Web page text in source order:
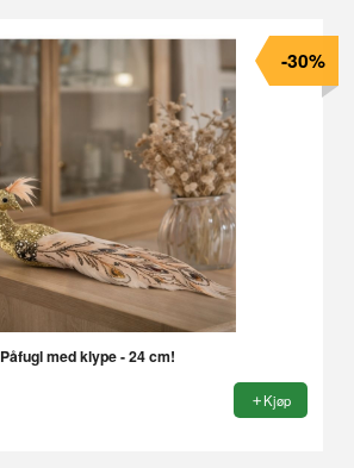
Påfugl med klype - 24 cm!
-30%
Kjøp